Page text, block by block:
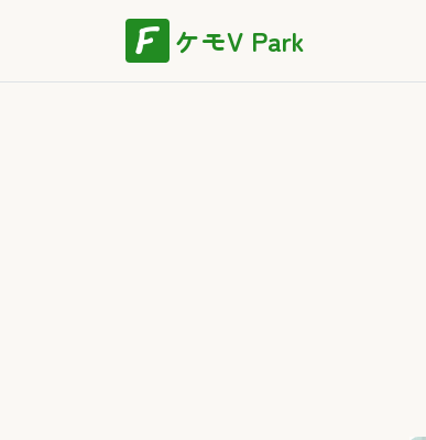
ケモV Park